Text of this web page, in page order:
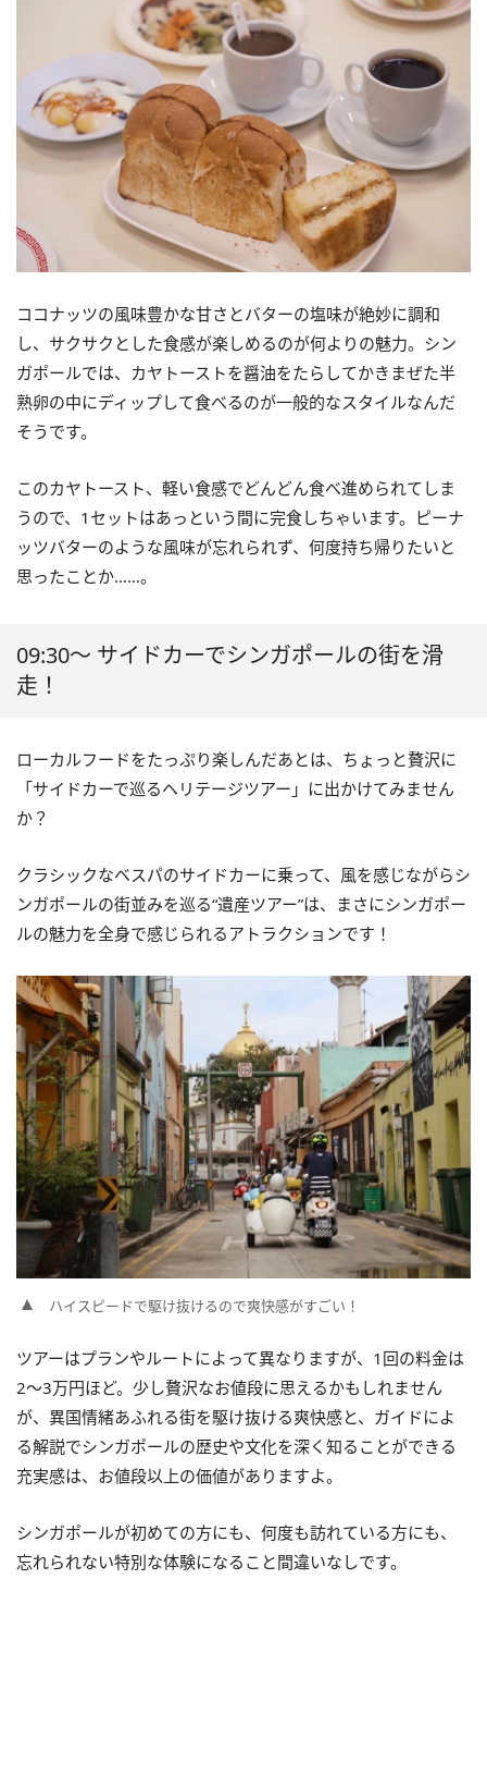
ココナッツの風味豊かな甘さとバターの塩味が絶妙に調和
し、サクサクとした食感が楽しめるのが何よりの魅力。シン
ガポールでは、カヤトーストを醤油をたらしてかきまぜた半
熟卵の中にディップして食べるのが一般的なスタイルなんだ
そうです。
このカヤトースト、軽い食感でどんどん食べ進められてしま
うので、1セットはあっという間に完食しちゃいます。ピーナ
ッツバターのような風味が忘れられず、何度持ち帰りたいと
思ったことか……。
09:30～ サイドカーでシンガポールの街を滑
走！
ローカルフードをたっぷり楽しんだあとは、ちょっと贅沢に
「サイドカーで巡るヘリテージツアー」に出かけてみません
か？
クラシックなベスパのサイドカーに乗って、風を感じながらシ
ンガポールの街並みを巡る“遺産ツアー”は、まさにシンガポー
ルの魅力を全身で感じられるアトラクションです！
ハイスピードで駆け抜けるので爽快感がすごい！
ツアーはプランやルートによって異なりますが、1回の料金は
2～3万円ほど。少し贅沢なお値段に思えるかもしれません
が、異国情緒あふれる街を駆け抜ける爽快感と、ガイドによ
る解説でシンガポールの歴史や文化を深く知ることができる
充実感は、お値段以上の価値がありますよ。
シンガポールが初めての方にも、何度も訪れている方にも、
忘れられない特別な体験になること間違いなしです。